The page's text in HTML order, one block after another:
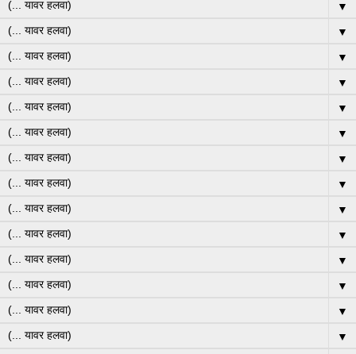
▼
▼
▼
▼
▼
▼
▼
▼
▼
▼
▼
▼
▼
▼